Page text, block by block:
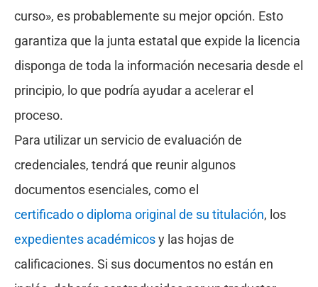
curso», es probablemente su mejor opción. Esto
garantiza que la junta estatal que expide la licencia
disponga de toda la información necesaria desde el
principio, lo que podría ayudar a acelerar el
proceso.
Para utilizar un servicio de evaluación de
credenciales, tendrá que reunir algunos
documentos esenciales, como el
certificado o diploma original de su titulación, los
expedientes académicosy las hojas de
calificaciones. Si sus documentos no están en